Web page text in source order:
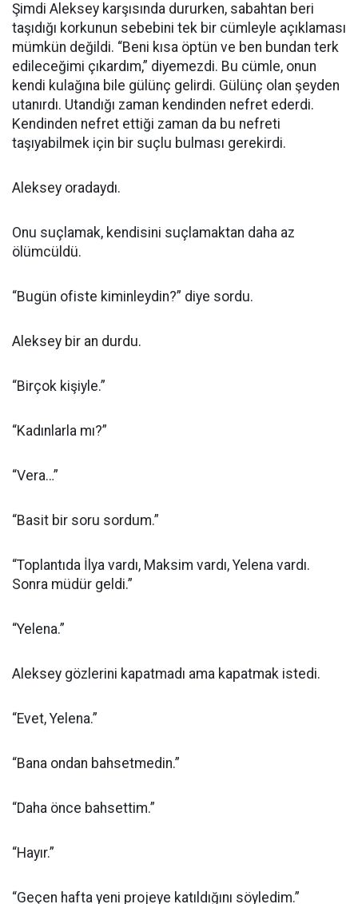
Şimdi Aleksey karşısında dururken, sabahtan beri
taşıdığı korkunun sebebini tek bir cümleyle açıklaması
mümkün değildi. “Beni kısa öptün ve ben bundan terk
edileceğimi çıkardım,” diyemezdi. Bu cümle, onun
kendi kulağına bile gülünç gelirdi. Gülünç olan şeyden
utanırdı. Utandığı zaman kendinden nefret ederdi.
Kendinden nefret ettiği zaman da bu nefreti
taşıyabilmek için bir suçlu bulması gerekirdi.
Aleksey oradaydı.
Onu suçlamak, kendisini suçlamaktan daha az
ölümcüldü.
“Bugün ofiste kiminleydin?” diye sordu.
Aleksey bir an durdu.
“Birçok kişiyle.”
“Kadınlarla mı?”
“Vera…”
“Basit bir soru sordum.”
“Toplantıda İlya vardı, Maksim vardı, Yelena vardı.
Sonra müdür geldi.”
“Yelena.”
Aleksey gözlerini kapatmadı ama kapatmak istedi.
“Evet, Yelena.”
“Bana ondan bahsetmedin.”
“Daha önce bahsettim.”
“Hayır.”
“Geçen hafta yeni projeye katıldığını söyledim.”